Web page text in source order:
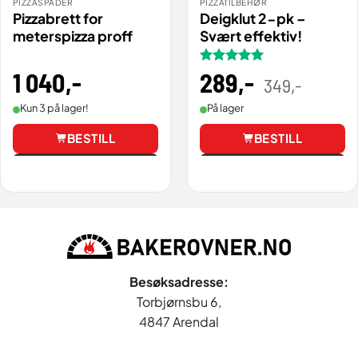
PIZZASPADER
Pizzabrett for
meterspizza proff
1 040,-
Kun 3 på lager!
BESTILL
PIZZATILBEHØR
Deigklut 2-pk –
Svært effektiv!
Vurdert
av 5
289,- 349,-
På lager
BESTILL
Besøksadresse:
Torbjørnsbu 6,
4847 Arendal